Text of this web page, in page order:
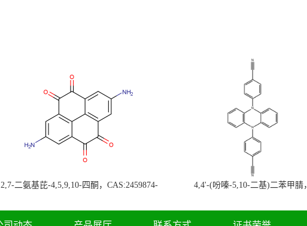
2,7-二氨基芘-4,5,9,10-四酮，CAS:2459874-
4,4'-(吩嗪-5,10-二基)二苯甲腈